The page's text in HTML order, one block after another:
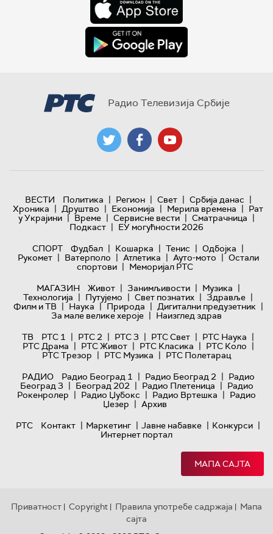
Радио Телевизија Србије
ВЕСТИ Политика | Регион | Свет | Србија данас |
Хроника | Друштво | Економија | Мерила времена | Рат
у Украјини | Време | Сервисне вести | Сматрачница |
Подкаст | ЕУ могућности 2026
СПОРТ
Фудбал | Кошарка | Тенис | Одбојка |
Рукомет | Ватерполо | Атлетика | Ауто-мото | Остали
спортови | Меморијал РТС
МАГАЗИН
Живот | Занимљивости | Музика |
Технологијa | Путујемо | Свет познатих | Здравље |
Филм и ТВ | Наука | Природа | Дигитални предузетник |
За мале велике хероје | Наизглед здрав
ТВ
РТС 1 | РТС 2 | РТС 3 | РТС Свет | РТС Наука |
РТС Драма | РТС Живот | РТС Класика | РТС Коло |
РТС Трезор | РТС Музика | РТС Полетарац
РАДИО
Радио Београд 1 | Радио Београд 2 | Радио
Београд 3 | Београд 202 | Радио Плетеница | Радио
Рокенролер | Радио Џубокс | Радио Вртешка | Радио
Џезер | Архив
РТС
Контакт | Маркетинг | Јавне набавке | Конкурси |
Интернет портал
МАПА САЈТА
Приватност | Copyright | Правила употребе садржаја | Мапа
сајта